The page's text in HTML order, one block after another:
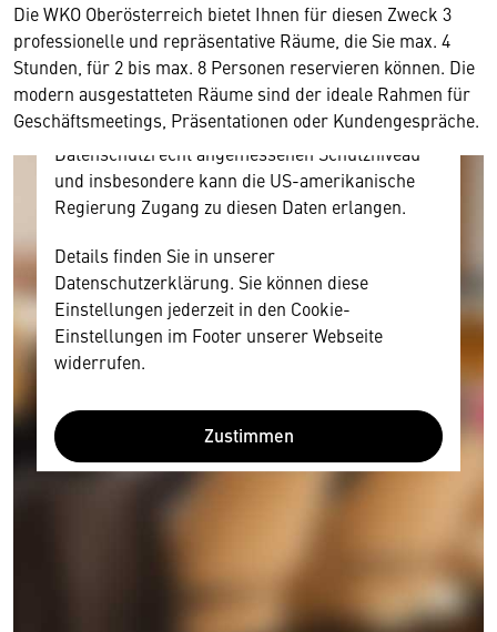
Die WKO Oberösterreich bietet Ihnen für diesen Zweck 3
professionelle und repräsentative Räume, die Sie max. 4
Stunden, für 2 bis max. 8 Personen reservieren können. Die
modern ausgestatteten Räume sind der ideale Rahmen für
Geschäftsmeetings, Präsentationen oder Kundengespräche.
Ihre Zustimmung, da Ihr Browser
personenbezogene technische Daten zu Geräten
und Nutzerverhalten mitunter mit US-
amerikanischen Anbietern austauscht.
Diese Daten unterliegen keinem dem EU-
Datenschutzrecht angemessenen Schutzniveau
und insbesondere kann die US-amerikanische
Regierung Zugang zu diesen Daten erlangen.
Details finden Sie in unserer
Datenschutzerklärung. Sie können diese
Einstellungen jederzeit in den Cookie-
Einstellungen im Footer unserer Webseite
widerrufen.
Zustimmen